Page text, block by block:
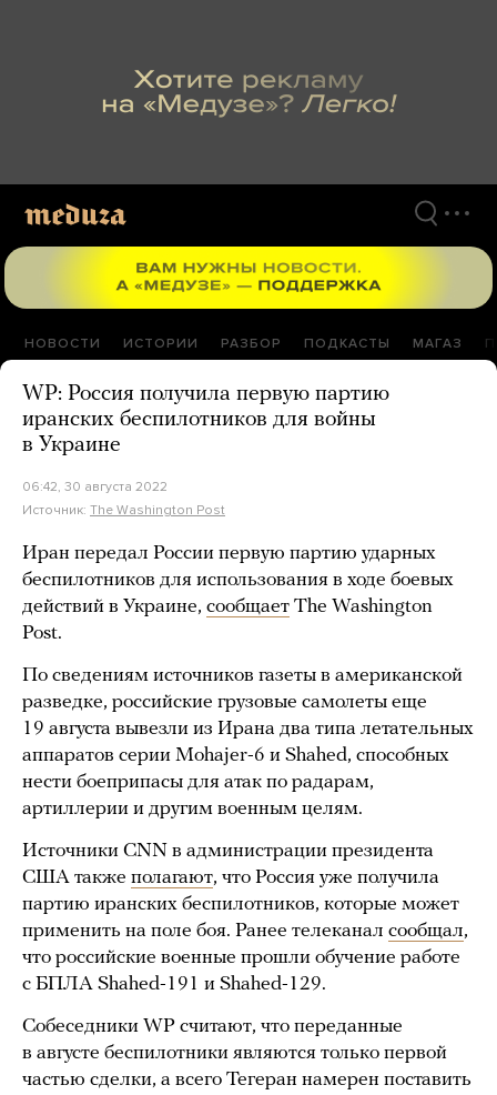
НОВОСТИ ИСТОРИИ РАЗБОР ПОДКАСТЫ МАГАЗ
WP: Россия получила первую партию
иранских беспилотников для войны
в Украине
06:42, 30 августа 2022
Источник: The Washington Post
Иран передал России первую партию ударных
беспилотников для использования в ходе боевых
действий в Украине, сообщает The Washington
Post.
По сведениям источников газеты в американской
разведке, российские грузовые самолеты еще
19 августа вывезли из Ирана два типа летательных
аппаратов серии Mohajer-6 и Shahed, способных
нести боеприпасы для атак по радарам,
артиллерии и другим военным целям.
Источники СNN в администрации президента
США также полагают, что Россия уже получила
партию иранских беспилотников, которые может
применить на поле боя. Ранее телеканал сообщал,
что российские военные прошли обучение работе
с БПЛА Shahed-191 и Shahed-129.
Собеседники WP считают, что переданные
в августе беспилотники являются только первой
частью сделки, а всего Тегеран намерен поставить